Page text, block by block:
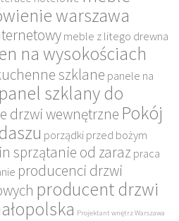
warszawa
meble z litego drewna
na wysokościach
szklane panele na
panel szklany do
drzwi wewnętrzne Pokój
porządki przed bożym
sprzątanie od zarazpraca
producenci drzwi
producent drzwi
Projektant wnętrz Warszawa